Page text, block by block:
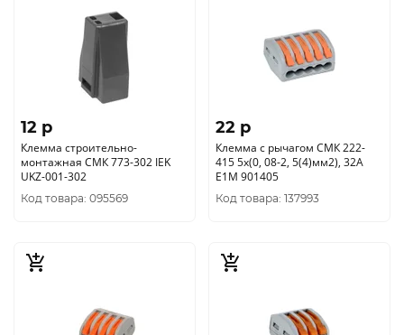
12 p
Клемма строительно-
монтажная СМК 773-302 IEK
UKZ-001-302
Код товара: 095569
22 p
Клемма с рычагом СМК 222-
415 5х(0, 08-2, 5(4)мм2), 32А
E1М 901405
Код товара: 137993